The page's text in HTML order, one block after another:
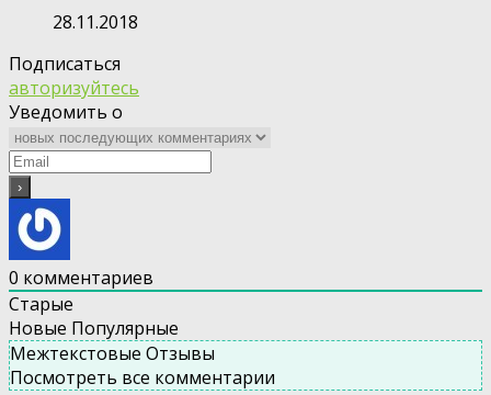
28.11.2018
Подписаться
авторизуйтесь
Уведомить о
0 комментариев
Старые
Новые Популярные
Межтекстовые Отзывы
Посмотреть все комментарии